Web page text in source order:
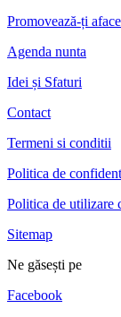
Promovează-ți
Agenda nunta
Idei și Sfaturi
Contact
Termeni si conditii
Politica de
Politica de utilizare
Sitemap
Ne găsești pe
Facebook